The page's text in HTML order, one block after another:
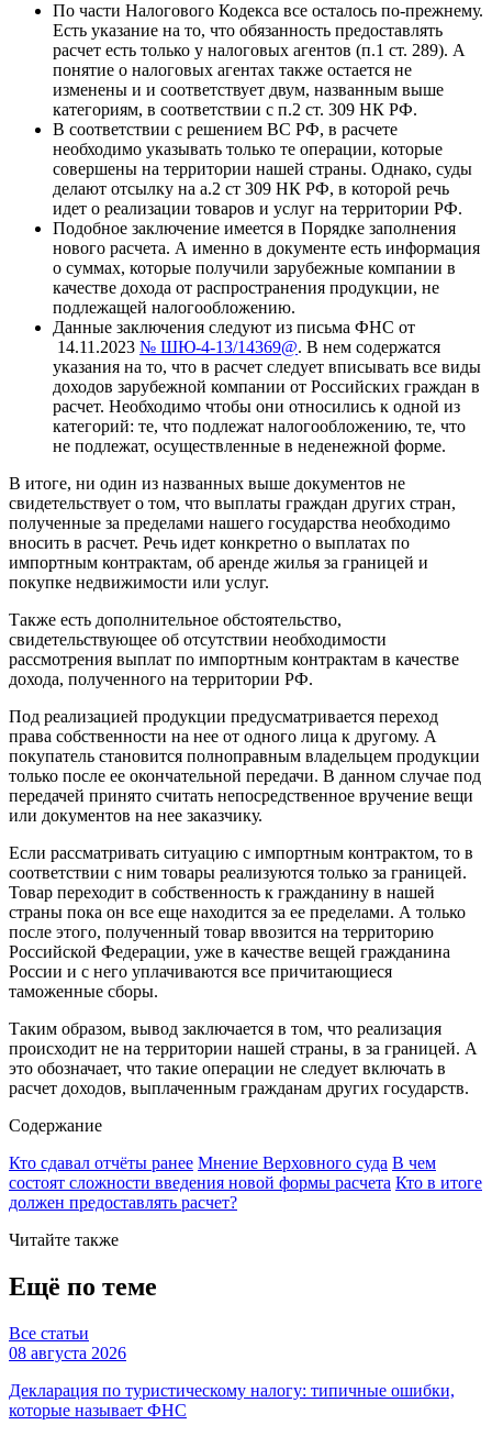
По части Налогового Кодекса все осталось по-прежнему.
Есть указание на то, что обязанность предоставлять
расчет есть только у налоговых агентов (п.1 ст. 289). А
понятие о налоговых агентах также остается не
изменены и и соответствует двум, названным выше
категориям, в соответствии с п.2 ст. 309 НК РФ.
В соответствии с решением ВС РФ, в расчете
необходимо указывать только те операции, которые
совершены на территории нашей страны. Однако, суды
делают отсылку на а.2 ст 309 НК РФ, в которой речь
идет о реализации товаров и услуг на территории РФ.
Подобное заключение имеется в Порядке заполнения
нового расчета. А именно в документе есть информация
о суммах, которые получили зарубежные компании в
качестве дохода от распространения продукции, не
подлежащей налогообложению.
Данные заключения следуют из письма ФНС от
14.11.2023 № ШЮ-4-13/14369@. В нем содержатся
указания на то, что в расчет следует вписывать все виды
доходов зарубежной компании от Российских граждан в
расчет. Необходимо чтобы они относились к одной из
категорий: те, что подлежат налогообложению, те, что
не подлежат, осуществленные в неденежной форме.
В итоге, ни один из названных выше документов не
свидетельствует о том, что выплаты граждан других стран,
полученные за пределами нашего государства необходимо
вносить в расчет. Речь идет конкретно о выплатах по
импортным контрактам, об аренде жилья за границей и
покупке недвижимости или услуг.
Также есть дополнительное обстоятельство,
свидетельствующее об отсутствии необходимости
рассмотрения выплат по импортным контрактам в качестве
дохода, полученного на территории РФ.
Под реализацией продукции предусматривается переход
права собственности на нее от одного лица к другому. А
покупатель становится полноправным владельцем продукции
только после ее окончательной передачи. В данном случае под
передачей принято считать непосредственное вручение вещи
или документов на нее заказчику.
Если рассматривать ситуацию с импортным контрактом, то в
соответствии с ним товары реализуются только за границей.
Товар переходит в собственность к гражданину в нашей
страны пока он все еще находится за ее пределами. А только
после этого, полученный товар ввозится на территорию
Российской Федерации, уже в качестве вещей гражданина
России и с него уплачиваются все причитающиеся
таможенные сборы.
Таким образом, вывод заключается в том, что реализация
происходит не на территории нашей страны, в за границей. А
это обозначает, что такие операции не следует включать в
расчет доходов, выплаченным гражданам других государств.
Содержание
Кто сдавал отчёты ранее Мнение Верховного суда В чем
состоят сложности введения новой формы расчета Кто в итоге
должен предоставлять расчет?
Читайте также
Ещё по теме
Все статьи
08 августа 2026
Декларация по туристическому налогу: типичные ошибки,
которые называет ФНС